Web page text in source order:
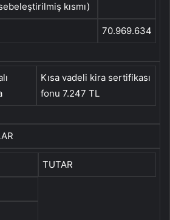
kısmı)
70.969.634
Kısa vadeli kira sertifikası
fonu 7.247 TL
TUTAR